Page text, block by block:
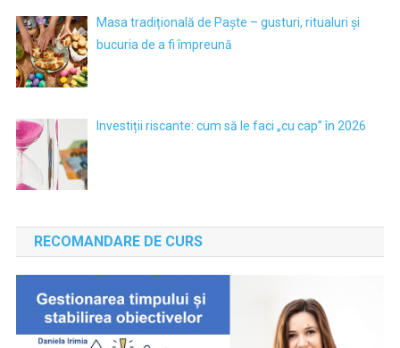
Masa tradițională de Paște – gusturi, ritualuri și
bucuria de a fi împreună
Investiții riscante: cum să le faci „cu cap” în 2026
RECOMANDARE DE CURS